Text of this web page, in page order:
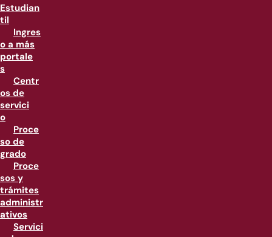
Estudian
til
Ingres
o a más
portale
s
Centr
os de
servici
o
Proce
so de
grado
Proce
sos y
trámites
administr
ativos
Servici